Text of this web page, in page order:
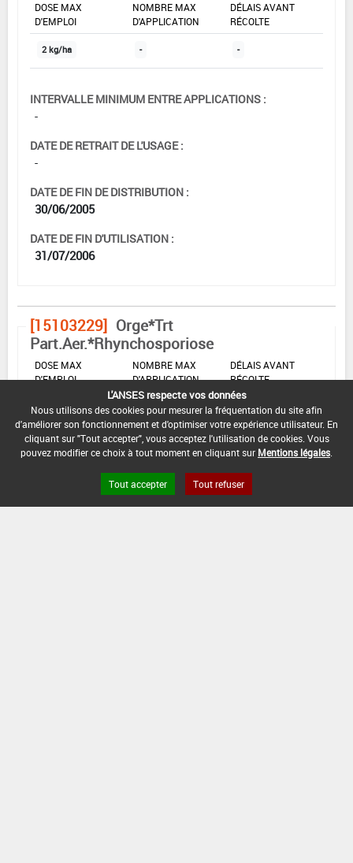
DOSE MAX
D'EMPLOI
NOMBRE MAX
D'APPLICATION
DÉLAIS AVANT
RÉCOLTE
2 kg/ha - -
INTERVALLE MINIMUM ENTRE APPLICATIONS :
-
DATE DE RETRAIT DE L'USAGE :
-
DATE DE FIN DE DISTRIBUTION :
30/06/2005
DATE DE FIN D'UTILISATION :
31/07/2006
[15103229] Orge*Trt
Part.Aer.*Rhynchosporiose
DOSE MAX
D'EMPLOI
NOMBRE MAX
D'APPLICATION
DÉLAIS AVANT
RÉCOLTE
2 kg/ha - -
INTERVALLE MINIMUM ENTRE APPLICATIONS :
DATE DE RETRAIT DE L'USAGE :
L'ANSES respecte vos données
Nous utilisons des cookies pour mesurer la fréquentation du site afin
d'améliorer son fonctionnement et d'optimiser votre expérience utilisateur. En
cliquant sur "Tout accepter", vous acceptez l'utilisation de cookies. Vous
pouvez modifier ce choix à tout moment en cliquant sur Mentions légales
Tout accepter Tout refuser